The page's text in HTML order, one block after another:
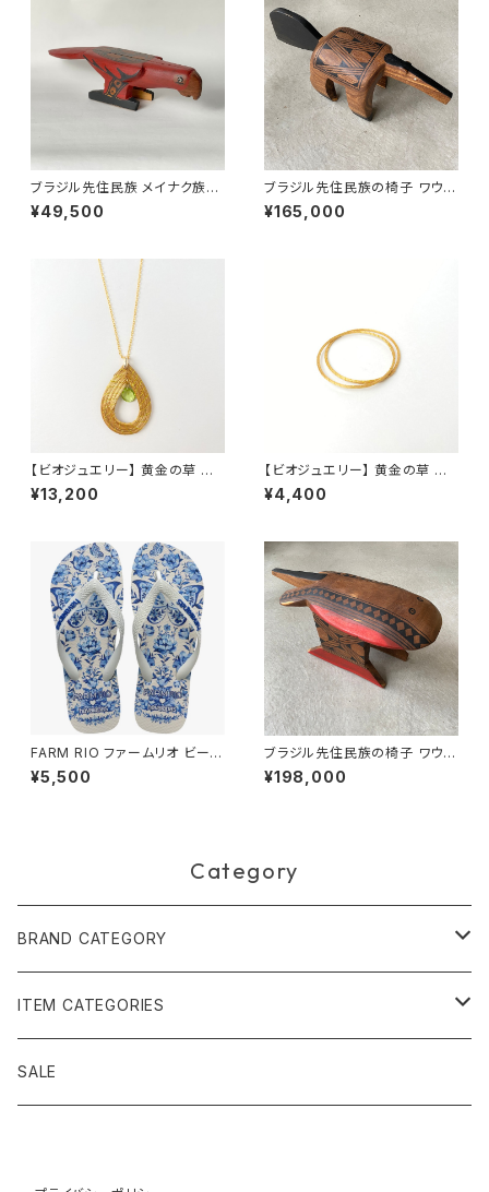
ブラジル先住民族 メイナク族の
椅子 ベニコンゴウインコ 全長4
0cm
¥49,500
ブラジル先住民族の椅子 ワウラ
ー族 アリクイ ４（送料着払い）
¥165,000
【ビオジュエリー】 黄金の草 カッ
ピンドウラード ネックレス ティ
アドロップ ペリドット
¥13,200
【ビオジュエリー】 黄金の草 カッ
ピンドウラード バングル スリム
2本セット S, M, L
¥4,400
FARM RIO ファームリオ ビーチ
サンダル Havaianas Jardim
de Porcelana
¥5,500
ブラジル先住民族の椅子 ワウラ
ー族 エイ
¥198,000
Category
BRAND CATEGORY
黄金の草 ビオジュエリー
ピアス＆イヤリング
ボルジェス木版画
ITEM CATEGORIES
アクセサリー
SALE